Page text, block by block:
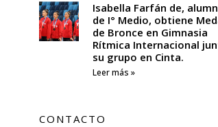
Isabella Farfán de,
de I° Medio, obtiene
de Bronce en Gimnasia
Rítmica Internacional
su grupo en Cinta.
Leer más »
CONTACTO